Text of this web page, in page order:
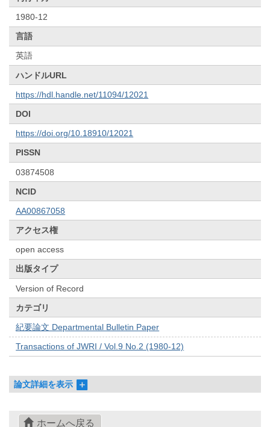
1980-12
言語
英語
ハンドルURL
https://hdl.handle.net/11094/12021
DOI
https://doi.org/10.18910/12021
PISSN
03874508
NCID
AA00867058
アクセス権
open access
出版タイプ
Version of Record
カテゴリ
紀要論文 Departmental Bulletin Paper
Transactions of JWRI / Vol.9 No.2 (1980-12)
論文詳細を表示
ホームへ戻る